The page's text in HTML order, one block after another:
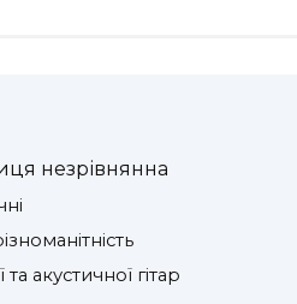
незрівнянна
акустичної гітар